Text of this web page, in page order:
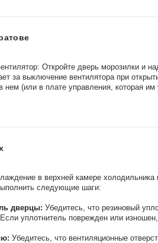
Откройте дверь морозилки и
за выключение вентилятора при
нем (или в плате управления, которая им
в верхней камере
следующие шаги:
дверцы: Убедитесь, что резиновый
Если уплотнитель поврежден или
Убедитесь, что вентиляционные